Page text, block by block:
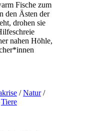
Fische zum
den Ästen der
drohen sie
nahen Höhle,
/Natur/
Tiere